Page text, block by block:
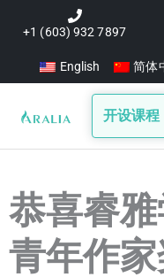
容
+1 (603) 932 7897
English 简体
开设课程
恭喜睿
青年作